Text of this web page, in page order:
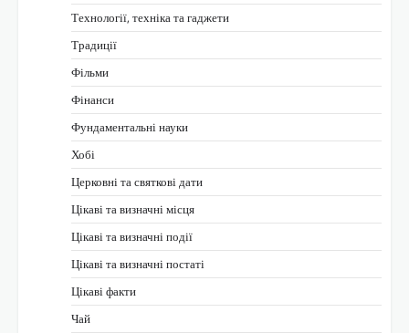
Технології, техніка та гаджети
Традиції
Фільми
Фінанси
Фундаментальні науки
Хобі
Церковні та святкові дати
Цікаві та визначні місця
Цікаві та визначні події
Цікаві та визначні постаті
Цікаві факти
Чай